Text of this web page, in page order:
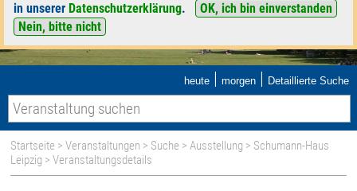
in unserer Datenschutzerklärung.
OK, ich bin einverstanden
Nein, bitte nicht
heute | morgen | Detaillierte Suche
Startseite >Veranstaltungen > Suche >Ausstellung > Schumann-Haus
Leipzig > Veranstaltungsdetails